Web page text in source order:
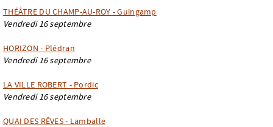
THÉÂTRE DU CHAMP-AU-ROY - Guingamp
Vendredi 16 septembre
HORIZON - Plédran
Vendredi 16 septembre
LA VILLE ROBERT - Pordic
Vendredi 16 septembre
QUAI DES RÊVES - Lamballe